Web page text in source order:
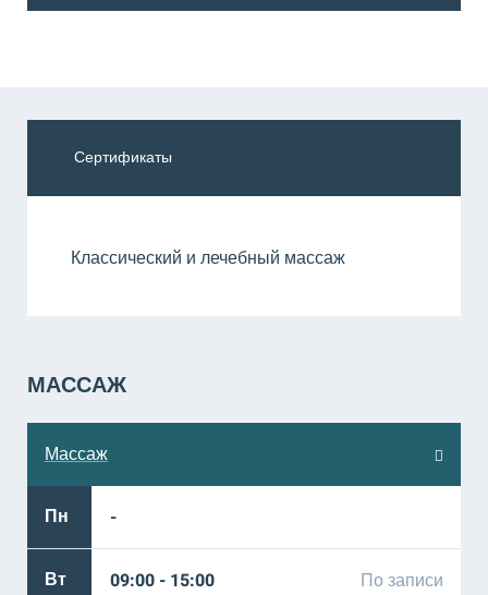
Сертификаты
Классический и лечебный массаж
МАССАЖ
Массаж
Пн -
Вт 09:00 - 15:00 По записи